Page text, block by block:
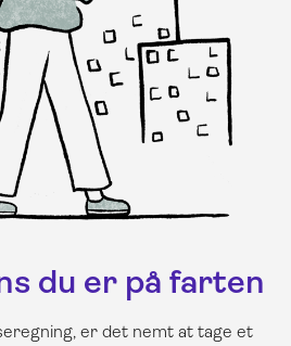
du er på farten
er det nemt at tage et